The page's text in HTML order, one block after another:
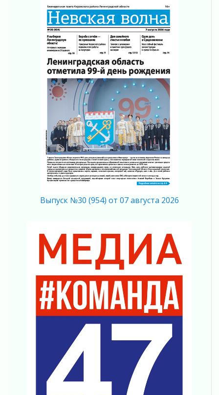
Поддержка волонтерских объединений
03 августа 2026
Ладожский мост полностью закроют на два
03 августа 2026
Музеи Ленобласти обновляют пространства
03 августа 2026
Новая площадка: 2027
03 августа 2026
Часть медиков в Ленобласти сможет
рассчитывать на доплату от региона
03 августа 2026
За сутки в Ленинградской области
ликвидировали 10 пожаров
03 августа 2026
Клюква наливается, но в корзинку пока не
03 августа 2026
03 августа 2026
Шесть новых жизней в честь дня рождения
Ленинградской области
03 августа 2026
Уроки безопасности для детей и взрослых
03 августа 2026
Ленобласть отмечает День Воздушно-
десантных войск
«Активное лето»
Ленобласть отметила заслуги жителей перед
регионом и страной
02 августа 2026
Выпуск №30 (954) от 07 августа 2026